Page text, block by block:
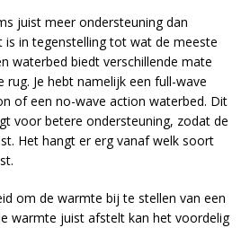
juist meer ondersteuning dan
is in tegenstelling tot wat de meeste
waterbed biedt verschillende mate
rug. Je hebt namelijk een full-wave
of een no-wave action waterbed. Dit
voor betere ondersteuning, zodat de
Het hangt er erg vanaf welk soort
om de warmte bij te stellen van een
warmte juist afstelt kan het voordelig